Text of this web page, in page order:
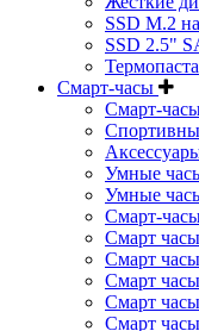
SSD M.2
SSD 2.5"
Термопаста
Смарт-часы
Смарт-
Умные
Умные
Смарт-
Смарт
Смарт
Смарт
Смарт
Смарт